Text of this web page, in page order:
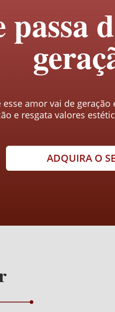
amor vai de
e resgata valores
ADQUIRA O